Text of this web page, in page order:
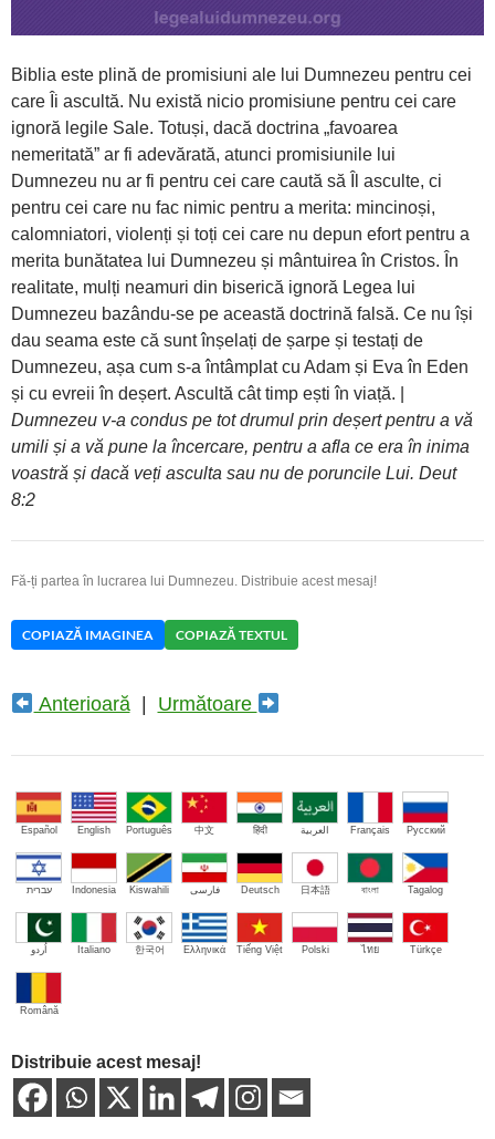
Biblia este plină de promisiuni ale lui Dumnezeu pentru cei
care Îi ascultă. Nu există nicio promisiune pentru cei care
ignoră legile Sale. Totuși, dacă doctrina „favoarea
nemeritată” ar fi adevărată, atunci promisiunile lui
Dumnezeu nu ar fi pentru cei care caută să Îl asculte, ci
pentru cei care nu fac nimic pentru a merita: mincinoși,
calomniatori, violenți și toți cei care nu depun efort pentru a
merita bunătatea lui Dumnezeu și mântuirea în Cristos. În
realitate, mulți neamuri din biserică ignoră Legea lui
Dumnezeu bazându-se pe această doctrină falsă. Ce nu își
dau seama este că sunt înșelați de șarpe și testați de
Dumnezeu, așa cum s-a întâmplat cu Adam și Eva în Eden
și cu evreii în deșert. Ascultă cât timp ești în viață. |
Dumnezeu v-a condus pe tot drumul prin deșert pentru a vă
umili și a vă pune la încercare, pentru a afla ce era în inima
voastră și dacă veți asculta sau nu de poruncile Lui. Deut
8:2
Fă-ți partea în lucrarea lui Dumnezeu. Distribuie acest mesaj!
COPIAZĂ IMAGINEA COPIAZĂ TEXTUL
Anterioară| Următoare
Español English Português 中文 हिंदी العربية Français Русский
עברית Indonesia Kiswahili فارسی Deutsch 日本語 বাংলা Tagalog
اُردو Italiano 한국어 Ελληνικά Tiếng Việt Polski ไทย Türkçe
Română
Distribuie acest mesaj!